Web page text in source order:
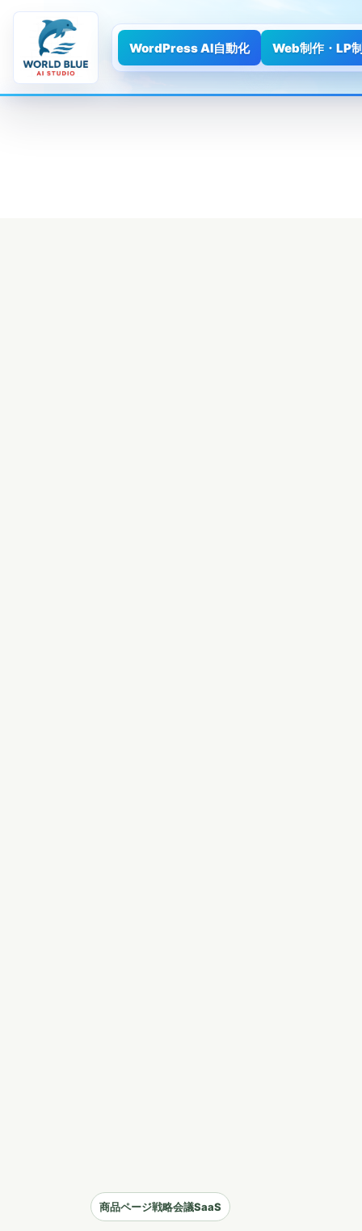
WordPress AI自動化 Web制作・LP
商品ページ戦略会議SaaS